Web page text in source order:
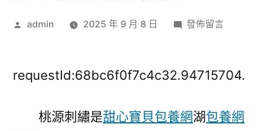
作
admin 2025 年 9 月 8 日
在
養
繡
發佈留言
requestId:68bc6f0f7c4c32.94715704.
桃源刺繡是甜心寶貝包養網湖包養網